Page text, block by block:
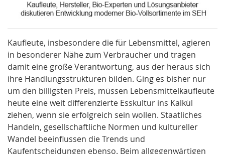
Kaufleute, insbesondere die für Lebensmittel, agieren
in besonderer Nähe zum Verbraucher und tragen
damit eine große Verantwortung, aus der heraus sich
ihre Handlungsstrukturen bilden. Ging es bisher nur
um den billigsten Preis, müssen Lebensmittelkaufleute
heute eine weit differenzierte Esskultur ins Kalkül
ziehen, wenn sie erfolgreich sein wollen. Staatliches
Handeln, gesellschaftliche Normen und kultureller
Wandel beeinflussen die Trends und
Kaufentscheidungen ebenso. Beim allgegenwärtigen